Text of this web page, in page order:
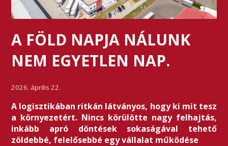
A FÖLD NAPJA NÁLUNK
NEM EGYETLEN NAP.
2026. április 22.
A logisztikában ritkán látványos, hogy ki mit tesz
a környezetért. Nincs körülötte nagy felhajtás,
inkább apró döntések sokaságával tehető
zöldebbé, felelősebbé egy vállalat működése